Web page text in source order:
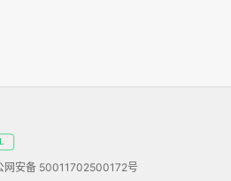
网安备 50011702500172号